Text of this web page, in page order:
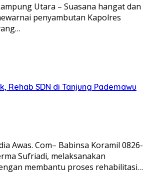
Utara – Suasana hangat dan
penyambutan Kapolres
Rehab SDN di Tanjung Pademawu
Awas. Com– Babinsa Koramil 0826-
Sufriadi, melaksanakan
membantu proses rehabilitasi…